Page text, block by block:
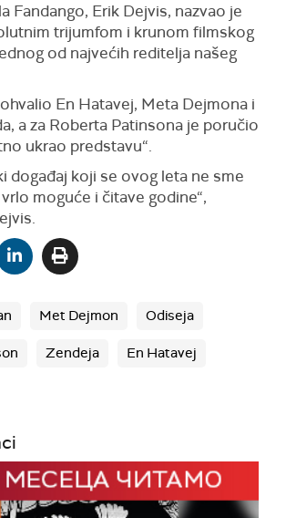
Fandango, Erik Dejvis, nazvao je
trijumfom i krunom filmskog
od najvećih reditelja našeg
En Hatavej, Meta Dejmona i
a za Roberta Patinsona je poručio
ukrao predstavu“.
događaj koji se ovog leta ne sme
moguće i čitave godine“,
Met Dejmon Odiseja
Zendeja En Hatavej